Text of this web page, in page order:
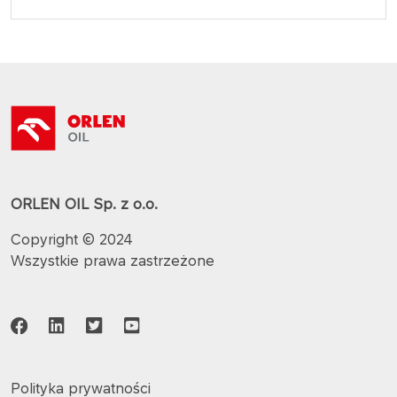
ORLEN OIL Sp. z o.o.
Copyright © 2024
Wszystkie prawa zastrzeżone
Polityka prywatności